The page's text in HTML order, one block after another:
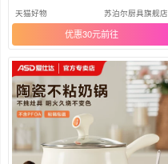
面锅
天猫好物 苏泊尔厨具旗舰店
优惠30元